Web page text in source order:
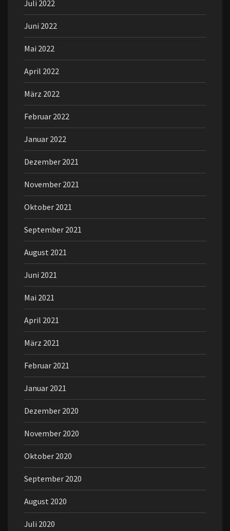
Juli 2022
Juni 2022
Mai 2022
April 2022
März 2022
Februar 2022
Januar 2022
Dezember 2021
November 2021
Oktober 2021
September 2021
August 2021
Juni 2021
Mai 2021
April 2021
März 2021
Februar 2021
Januar 2021
Dezember 2020
November 2020
Oktober 2020
September 2020
August 2020
Juli 2020